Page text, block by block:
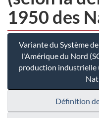
1950 des
Variante du Système
l'Amérique du Nord
production industrielle
Définition